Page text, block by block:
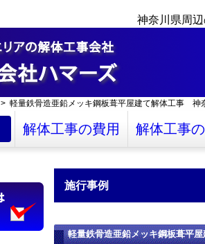
神奈川県周
> 軽量鉄骨造亜鉛メッキ鋼板葺平屋建て解体工事 神
解体工事の費用 解体工事
施行事例
軽量鉄骨造亜鉛メッキ鋼板葺平